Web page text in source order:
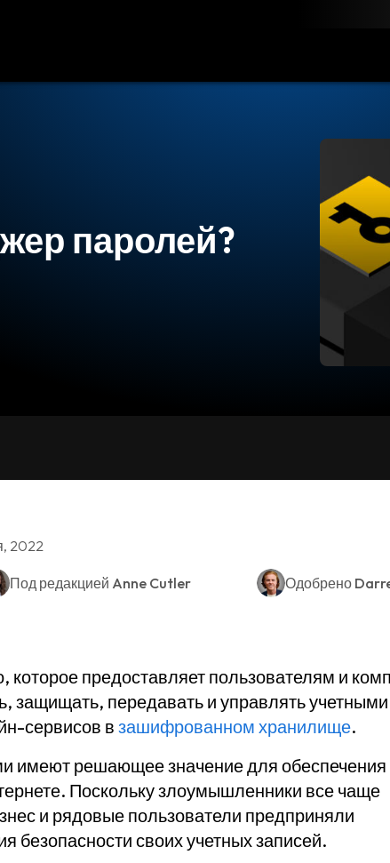
паролей?
2022
Под редакцией Anne Cutler Одобрено
предоставляет пользователям и
защищать, передавать и управлять
сервисов в зашифрованном хранилище.
имеют решающее значение для обеспечения
Поскольку злоумышленники все чаще
и рядовые пользователи предприняли
безопасности своих учетных записей.